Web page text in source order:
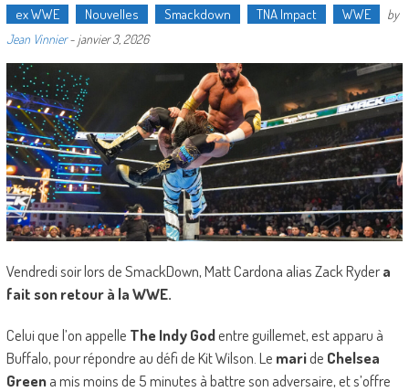
ex WWE Nouvelles Smackdown TNA Impact WWE
by
Jean Vinnier- janvier 3, 2026
Vendredi soir lors de SmackDown, Matt Cardona alias Zack Rydera
fait son retour à la WWE.
Celui que l’on appelle The Indy Godentre guillemet, est apparu à
Buffalo, pour répondre au défi de Kit Wilson. Le maride Chelsea
Greena mis moins de 5 minutes à battre son adversaire, et s’offre